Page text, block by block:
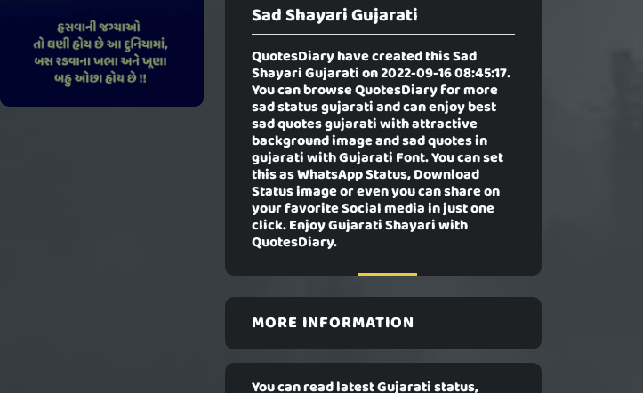
Sad Shayari Gujarati
QuotesDiary have created thisSad
Shayari Gujaration 2022-09-16 08:45:17.
You can browse QuotesDiary for more
sad status gujarati and can enjoy best
sad quotes gujarati with attractive
background image and sad quotes in
gujarati with Gujarati Font. You can set
this as WhatsApp Status, Download
Status image or even you can share on
your favorite Social media in just one
click. Enjoy Gujarati Shayari with
QuotesDiary.
MORE INFORMATION
You can read latest Gujarati status,